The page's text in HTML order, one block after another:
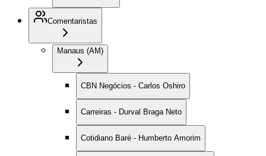
Comentaristas
Manaus (AM)
CBN Negócios - Carlos Oshiro
Carreiras - Durval Braga Neto
Cotidiano Baré - Humberto Amorim